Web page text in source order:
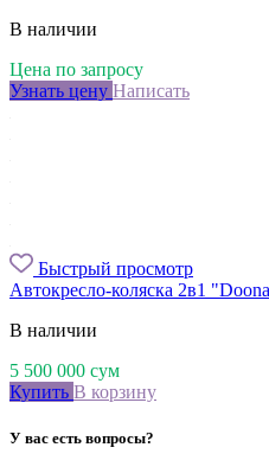
В наличии
Цена по запросу
Узнать цену Написать
Быстрый просмотр
Автокресло-коляска 2в1
В наличии
5 500 000 сум
Купить В корзину
У вас есть вопросы?